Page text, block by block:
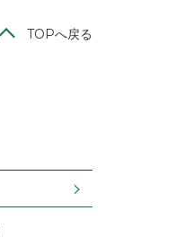
TOPへ戻る